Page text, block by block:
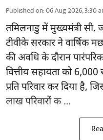
Published on:06 Aug 2026, 3:30
तमिलनाडुमें मुख्यमंत्री सी.
टीवीके सरकार ने वार्षिक
की अवधि के दौरान
वित्तीय सहायता को
प्रति परिवार कर दिया
लाख परिवारों क ...